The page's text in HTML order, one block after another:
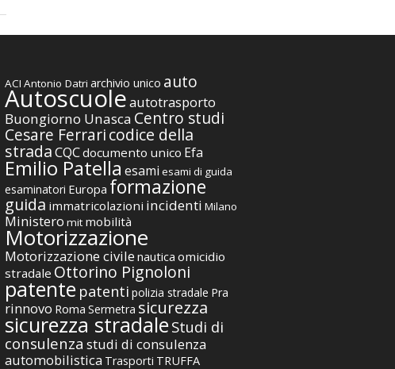
ACI Antonio Datri archivio unico auto
Autoscuoleautotrasporto
Buongiorno Unasca Centro studi
Cesare Ferraricodice della
stradaCQCdocumento unico Efa
Emilio Patella esami esami di guida
esaminatori Europa formazione
guida immatricolazioni incidenti Milano
Ministero mit mobilità
Motorizzazione
Motorizzazione civile nautica omicidio
stradale Ottorino Pignoloni
patente patenti polizia stradale Pra
rinnovo Roma Sermetra sicurezza
sicurezza stradaleStudi di
consulenza studi di consulenza
automobilistica Trasporti TRUFFA